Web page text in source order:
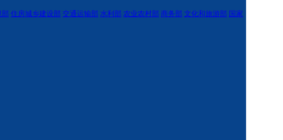
部 住房城乡建设部 交通运输部 水利部 农业农村部 商务部 文化和旅游部 国家